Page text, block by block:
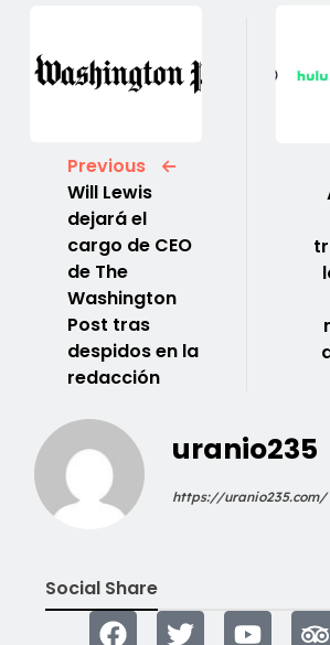
Previous
Will Lewis
dejará el
cargo de CEO
de The
Washington
Post tras
despidos en la
redacción
uranio235
https://uranio235.com/
Social Share